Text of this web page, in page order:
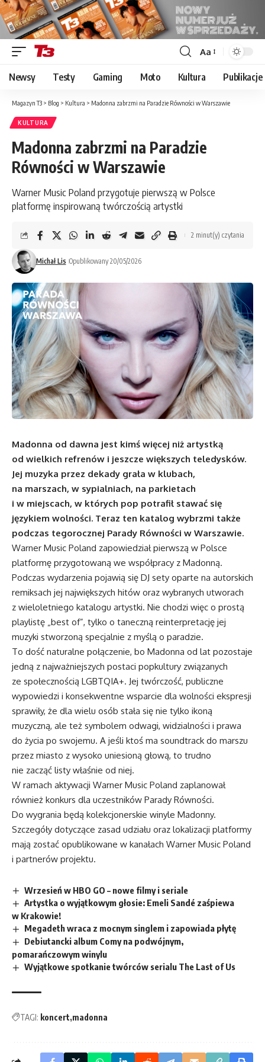
Font
Resizer
Aa
Newsy Testy Gaming Moto Kultura Publikacje
Magazyn T3 > Blog > Kultura > Madonna zabrzmi na Paradzie Równości w Warszawie
KULTURA
Madonna zabrzmi na Paradzie
Równości w Warszawie
Warner Music Poland przygotuje pierwszą w Polsce
platformę inspirowaną twórczością artystki
Michał Lis Opublikowany 20/05/2026
2 minut(y) czytania
Madonna od dawna jest kimś więcej niż artystką
od wielkich refrenów i jeszcze większych teledysków.
Jej muzyka przez dekady grała w klubach,
na marszach, w sypialniach, na parkietach
i w miejscach, w których pop potrafił stawać się
językiem wolności. Teraz ten katalog wybrzmi także
podczas tegorocznej Parady Równości w Warszawie.
Warner Music Poland zapowiedział pierwszą w Polsce
platformę przygotowaną we współpracy z Madonną.
Podczas wydarzenia pojawią się DJ sety oparte na autorskich
remiksach jej największych hitów oraz wybranych utworach
z wieloletniego katalogu artystki. Nie chodzi więc o prostą
playlistę „best of”, tylko o taneczną reinterpretację jej
muzyki stworzoną specjalnie z myślą o paradzie.
To dość naturalne połączenie, bo Madonna od lat pozostaje
jedną z najważniejszych postaci popkultury związanych
ze społecznością LGBTQIA+. Jej twórczość, publiczne
wypowiedzi i konsekwentne wsparcie dla wolności ekspresji
sprawiły, że dla wielu osób stała się nie tylko ikoną
muzyczną, ale też symbolem odwagi, widzialności i prawa
do życia po swojemu. A jeśli ktoś ma soundtrack do marszu
przez miasto z wysoko uniesioną głową, to trudno
nie zacząć listy właśnie od niej.
W ramach aktywacji Warner Music Poland zaplanował
również konkurs dla uczestników Parady Równości.
Do wygrania będą kolekcjonerskie winyle Madonny.
Szczegóły dotyczące zasad udziału oraz lokalizacji platformy
mają zostać opublikowane w kanałach Warner Music Poland
i partnerów projektu.
Wrzesień w HBO GO – nowe filmy i seriale
Artystka o wyjątkowym głosie: Emeli Sandé zaśpiewa
w Krakowie!
Megadeth wraca z mocnym singlem i zapowiada płytę
Debiutancki album Comy na podwójnym,
pomarańczowym winylu
Wyjątkowe spotkanie twórców serialu The Last of Us
TAGI: koncert madonna